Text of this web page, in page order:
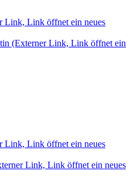
Link, Link öffnet ein neues
(Externer Link, Link öffnet ein
Link, Link öffnet ein neues
Link, Link öffnet ein neues